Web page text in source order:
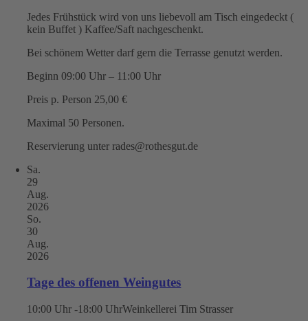
Jedes Frühstück wird von uns liebevoll am Tisch eingedeckt (
kein Buffet ) Kaffee/Saft nachgeschenkt.
Bei schönem Wetter darf gern die Terrasse genutzt werden.
Beginn 09:00 Uhr – 11:00 Uhr
Preis p. Person 25,00 €
Maximal 50 Personen.
Reservierung unter rades@rothesgut.de
Sa.
29
Aug.
2026
So.
30
Aug.
2026
Tage des offenen Weingutes
10:00 Uhr -18:00 UhrWeinkellerei Tim Strasser